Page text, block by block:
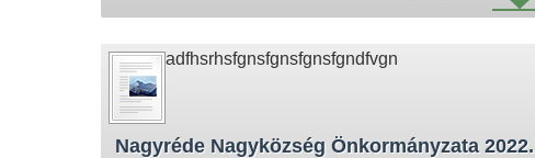
adfhsrhsfgnsfgnsfgnsfgndfvgn
Nagyréde Nagyközség Önkormányzata 2022.